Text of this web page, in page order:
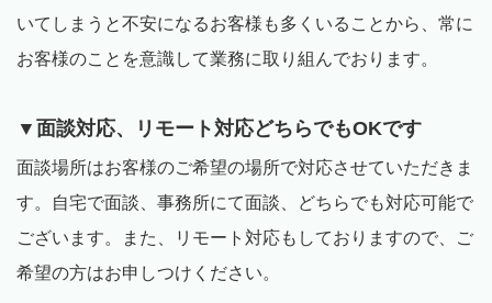
いてしまうと不安になるお客様も多くいることから、常に
お客様のことを意識して業務に取り組んでおります。
▼面談対応、リモート対応どちらでもOKです
面談場所はお客様のご希望の場所で対応させていただきま
す。自宅で面談、事務所にて面談、どちらでも対応可能で
ございます。また、リモート対応もしておりますので、ご
希望の方はお申しつけください。